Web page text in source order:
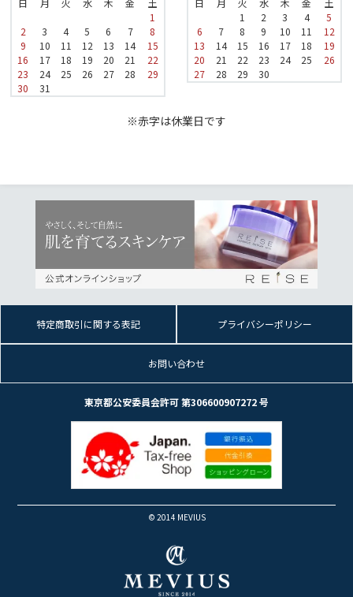
日
月 火 水 木 金
土
1
2
3 4 5 6 7
8
9
10 11 12 13 14
15
16
17 18 19 20 21
22
23
24 25 26 27 28
29
30
31
日
月 火 水 木 金
土
1
2 3 4
5
6
7 8 9 10 11
12
13
14 15 16 17 18
19
20
21 22 23 24 25
26
27
28 29 30
※赤字は休業日です
特定商取引に関する表記 プライバシーポリシー
お問い合わせ
東京都公安委員会許可 第306600907272 号
© 2014 MEVIUS